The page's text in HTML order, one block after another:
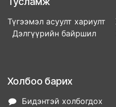
Түгээмэл асуулт
Дэлгүүрийн байршил
Холбоо барих
Бидэнтэй холбогдох